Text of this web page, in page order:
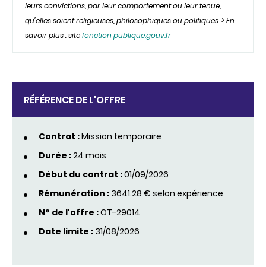
leurs convictions, par leur comportement ou leur tenue,
qu’elles soient religieuses, philosophiques ou politiques. > En
savoir plus : sitefonction publique.gouv.fr
RÉFÉRENCE DE L'OFFRE
Contrat :Mission temporaire
Durée :24 mois
Début du contrat :01/09/2026
Rémunération : 3641.28 € selon expérience
N° de l'offre :OT-29014
Date limite : 31/08/2026